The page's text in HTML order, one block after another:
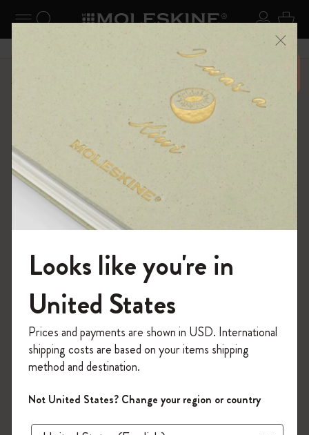
ナビゲーションの切替 ログ
検索 (キーワードなど) カ
6,500円以上のご購入で送料無料 メニ
ーを閉じる
ショップ
モレスキンの世界へようこそ
「WELCOME10」を入力すると、初回注
文が10%オフ＋送料無料になります。セ
ール・アウトレット品は適用外。
Moleskineアカウントを作成して限定オフ
ァーや会員特典、さらに多くのインスピ
レーションを手に入れましょう。
Looks like you're in
United States
Prices and payments are shown in USD. International
shipping costs are based on your items shipping
method and destination.
Not United States? Change your region or country